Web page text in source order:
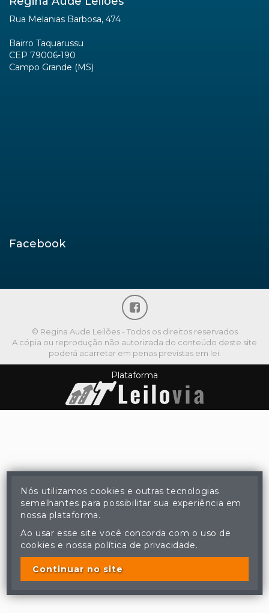
Rua Melanias Barbosa, 474
Bairro Taquarussu
CEP 79006-190
Campo Grande (MS)
Facebook
© Regina Aude Leilões - Todos os direitos reservados
A cópia ou reprodução não autorizada do conteúdo deste site
poderá acarretar em penas previstas em lei.
Plataforma
Nós utilizamos cookies e outras tecnologias
semelhantes para possibilitar sua experiência em
nossa plataforma.
Ao usar esse site você concorda com o uso de
cookies e nossa política de privacidade.
Continuar no site